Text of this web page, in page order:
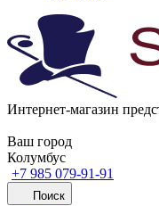
Интернет-магазин
Ваш город
Колумбус
+7 985 079-91-91
Поиск